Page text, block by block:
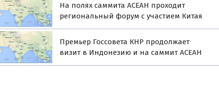
На полях саммита АСЕАН проходит
региональный форум с участием Китая
Премьер Госсовета КНР продолжает
визит в Индонезию и на саммит АСЕАН